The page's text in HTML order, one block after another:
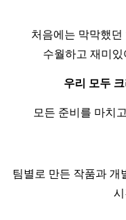
처음에는 막막했
수월하고 재미
우리 모두
모든 준비를 마치
팀별로 만든 작품과 개